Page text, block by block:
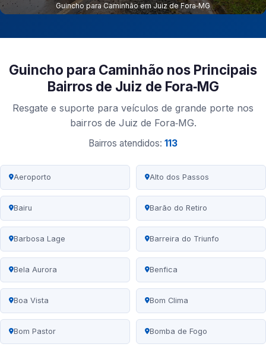
Guincho para Caminhão em Juiz de Fora‑MG
Guincho para Caminhão nos Principais
Bairros de Juiz de Fora‑MG
Resgate e suporte para veículos de grande porte nos
bairros de Juiz de Fora‑MG.
Bairros atendidos: 113
Aeroporto Alto dos Passos
Bairu Barão do Retiro
Barbosa Lage Barreira do Triunfo
Bela Aurora Benfica
Boa Vista Bom Clima
Bom Pastor Bomba de Fogo